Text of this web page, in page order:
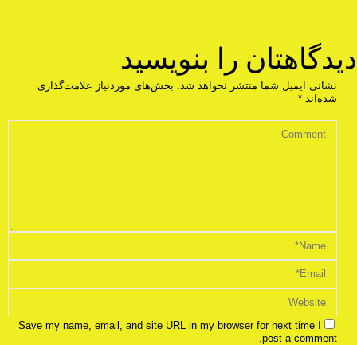
دیدگاهتان را بنویسید
نشانی ایمیل شما منتشر نخواهد شد.
بخش‌های موردنیاز علامت‌گذاری
شده‌اند *
Save my name, email, and site URL in my browser for next time I
post a comment.